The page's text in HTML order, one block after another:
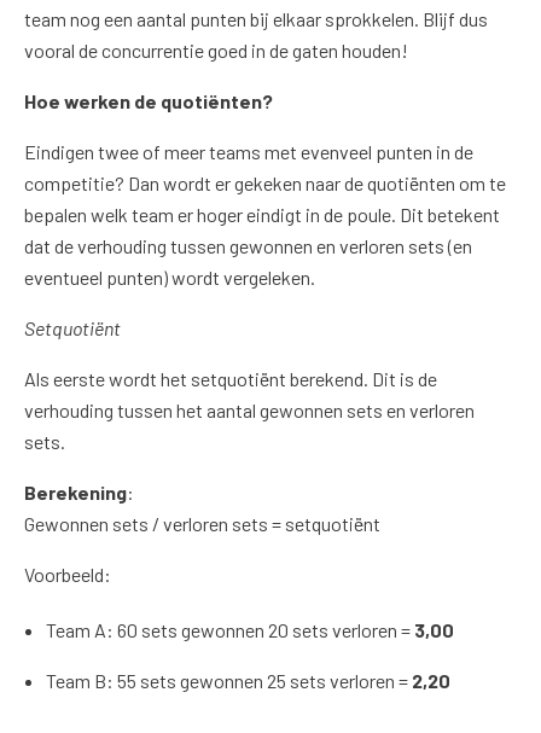
team nog een aantal punten bij elkaar sprokkelen. Blijf dus
vooral de concurrentie goed in de gaten houden!
Hoe werken de quotiënten?
Eindigen twee of meer teams met evenveel punten in de
competitie? Dan wordt er gekeken naar de quotiënten om te
bepalen welk team er hoger eindigt in de poule. Dit betekent
dat de verhouding tussen gewonnen en verloren sets (en
eventueel punten) wordt vergeleken.
Setquotiënt
Als eerste wordt het setquotiënt berekend. Dit is de
verhouding tussen het aantal gewonnen sets en verloren
sets.
Berekening:
Gewonnen sets / verloren sets = setquotiënt
Voorbeeld:
Team A: 60 sets gewonnen 20 sets verloren = 3,00
Team B: 55 sets gewonnen 25 sets verloren = 2,20